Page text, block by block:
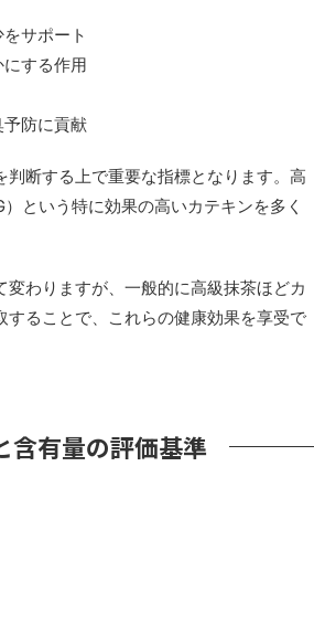
サポート
にする作用
予防に貢献
断する上で重要な指標となります。高
という特に効果の高いカテキンを多く
わりますが、一般的に高級抹茶ほどカ
ることで、これらの健康効果を享受で
含有量の評価基準